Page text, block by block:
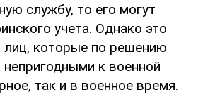
службу, то его могут
учета. Однако это
лиц, которые по решению
к военной
так и в военное время.